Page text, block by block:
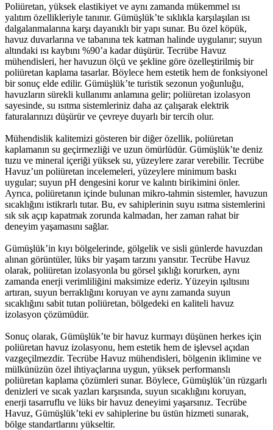
Poliüretan, yüksek elastikiyet ve aynı zamanda mükemmel ısı
yalıtım özellikleriyle tanınır. Gümüşlük’te sıklıkla karşılaşılan ısı
dalgalanmalarına karşı dayanıklı bir yapı sunar. Bu özel köpük,
havuz duvarlarına ve tabanına tek katman halinde uygulanır; suyun
altındaki ısı kaybını %90’a kadar düşürür. Tecrübe Havuz
mühendisleri, her havuzun ölçü ve şekline göre özelleştirilmiş bir
poliüretan kaplama tasarlar. Böylece hem estetik hem de fonksiyonel
bir sonuç elde edilir. Gümüşlük’te turistik sezonun yoğunluğu,
havuzların sürekli kullanımı anlamına gelir; poliüretan izolasyon
sayesinde, su ısıtma sistemleriniz daha az çalışarak elektrik
faturalarınızı düşürür ve çevreye duyarlı bir tercih olur.
Mühendislik kalitemizi gösteren bir diğer özellik, poliüretan
kaplamanın su geçirmezliği ve uzun ömürlüdür. Gümüşlük’te deniz
tuzu ve mineral içeriği yüksek su, yüzeylere zarar verebilir. Tecrübe
Havuz’un poliüretan incelemeleri, yüzeylere minimum baskı
uygular; suyun pH dengesini korur ve kalıntı birikimini önler.
Ayrıca, poliüretanın içinde bulunan mikro-tahmin sistemler, havuzun
sıcaklığını istikrarlı tutar. Bu, ev sahiplerinin suyu ısıtma sistemlerini
sık sık açıp kapatmak zorunda kalmadan, her zaman rahat bir
deneyim yaşamasını sağlar.
Gümüşlük’in kıyı bölgelerinde, gölgelik ve sisli günlerde havuzdan
alınan görüntüler, lüks bir yaşam tarzını yansıtır. Tecrübe Havuz
olarak, poliüretan izolasyonla bu görsel şıklığı korurken, aynı
zamanda enerji verimliliğini maksimize ederiz. Yüzeyin ışıltısını
artıran, suyun berraklığını koruyan ve aynı zamanda suyun
sıcaklığını sabit tutan poliüretan, bölgedeki en kaliteli havuz
izolasyon çözümüdür.
Sonuç olarak, Gümüşlük’te bir havuz kurmayı düşünen herkes için
poliüretan havuz izolasyonu, hem estetik hem de işlevsel açıdan
vazgeçilmezdir. Tecrübe Havuz mühendisleri, bölgenin iklimine ve
mülkünüzün özel ihtiyaçlarına uygun, yüksek performanslı
poliüretan kaplama çözümleri sunar. Böylece, Gümüşlük’ün rüzgarlı
denizleri ve sıcak yazları karşısında, suyun sıcaklığını koruyan,
enerji tasarruflu ve lüks bir havuz deneyimi yaşarsınız. Tecrübe
Havuz, Gümüşlük’teki ev sahiplerine bu üstün hizmeti sunarak,
bölge standartlarını yükseltir.